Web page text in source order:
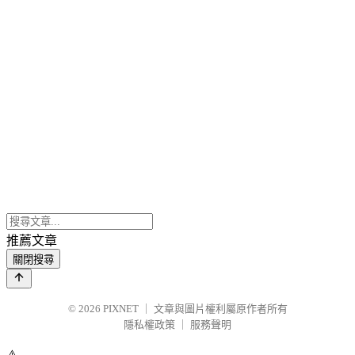
推薦文章
關閉搜尋
© 2026 PIXNET
文章與圖片權利屬原作者所有
隱私權政策
服務聲明